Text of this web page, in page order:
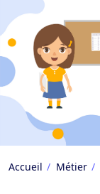
Accueil Métier